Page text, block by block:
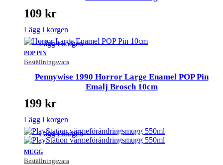
109 kr
Lägg i korgen
POP PIN
Beställningsvara
Lägg i korgen
Pennywise 1990 Horror Large Enamel POP Pin
Emalj Brosch 10cm
199 kr
Lägg i korgen
MUGG
Beställningsvara
Lägg i korgen